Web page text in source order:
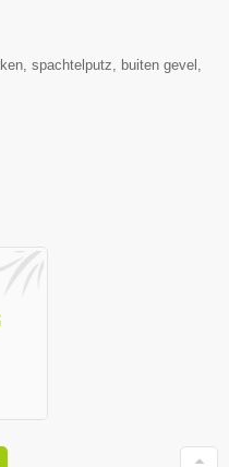
spachtelputz, buiten gevel,